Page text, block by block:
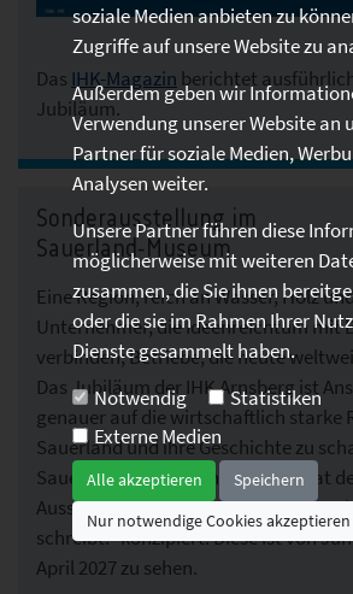
Das IHK-Magazin berichtet
Jubiläum.
Sonderausstellung im
Sauerland-Museum
Eine Region, reich an Wasser, Holz
Unternehmer, die Ideenreichtum mit
verbinden; Betriebe, die heute
Das Jubiläum der IHK Arnsberg ist
genauer auf die wirtschaftlich starke
Sauerland und ihre Geschichte zu
Sauerland-Museum in Arnsberg hat
Ausstellung „Macherland. Wo
schreibt.“ konzipiert. Diese ist von
April 2027 zu sehen.
soziale Medien anbieten zu
Zugriffe auf unsere Website zu
Außerdem geben wir
Verwendung unserer Website an
Partner für soziale Medien,
Analysen weiter.
Unsere Partner führen diese
möglicherweise mit weiteren
zusammen, die Sie ihnen
oder die sie im Rahmen Ihrer
Dienste gesammelt haben.
Notwendig
Statistiken
Externe Medien
Alle akzeptieren
Speichern
Nur notwendige Cookies akzeptieren